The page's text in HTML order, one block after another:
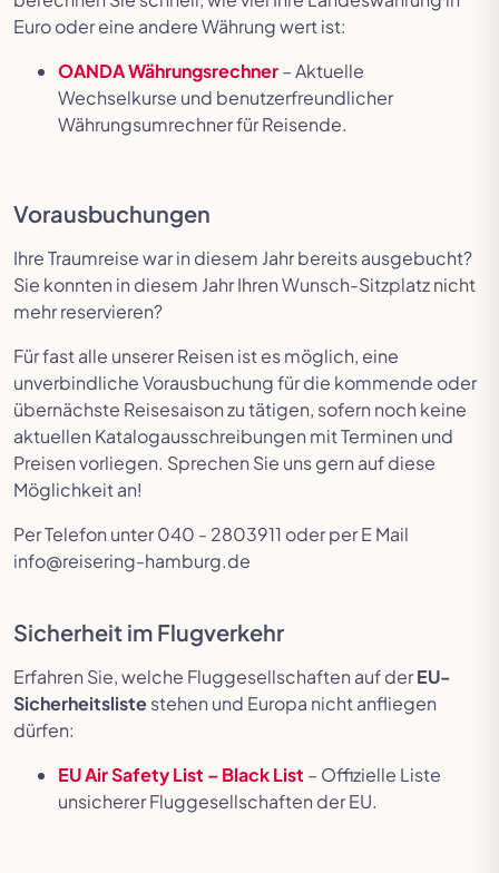
Euro oder eine andere Währung wert ist:
OANDA Währungsrechner– Aktuelle
Wechselkurse und benutzerfreundlicher
Währungsumrechner für Reisende.
Vorausbuchungen
Ihre Traumreise war in diesem Jahr bereits ausgebucht?
Sie konnten in diesem Jahr Ihren Wunsch-Sitzplatz nicht
mehr reservieren?
Für fast alle unserer Reisen ist es möglich, eine
unverbindliche Vorausbuchung für die kommende oder
übernächste Reisesaison zu tätigen, sofern noch keine
aktuellen Katalogausschreibungen mit Terminen und
Preisen vorliegen. Sprechen Sie uns gern auf diese
Möglichkeit an!
Per Telefon unter 040 - 2803911 oder per E Mail
info@reisering-hamburg.de
Sicherheit im Flugverkehr
Erfahren Sie, welche Fluggesellschaften auf derEU-
Sicherheitslistestehen und Europa nicht anfliegen
dürfen:
EU Air Safety List – Black List – Offizielle Liste
unsicherer Fluggesellschaften der EU.